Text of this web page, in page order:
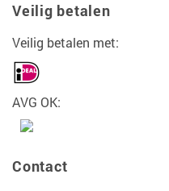
Veilig betalen
Veilig betalen met:
AVG OK:
Contact